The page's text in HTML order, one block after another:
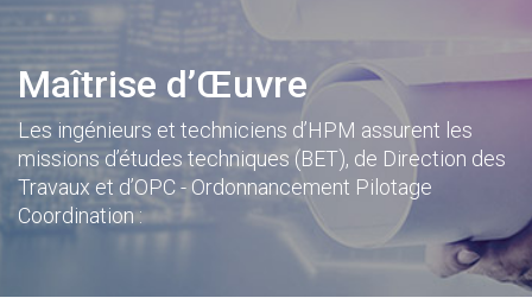
Maîtrise d’Œuvre
Les ingénieurs et techniciens d’HPM assurent les
missions d’études techniques (BET), de Direction des
Travaux et d’OPC - Ordonnancement Pilotage
Coordination :